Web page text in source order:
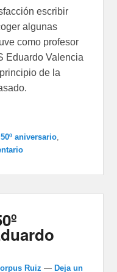
escribir
algunas
como profesor
Eduardo Valencia
de la
50º aniversario,
Ruiz — Deja un